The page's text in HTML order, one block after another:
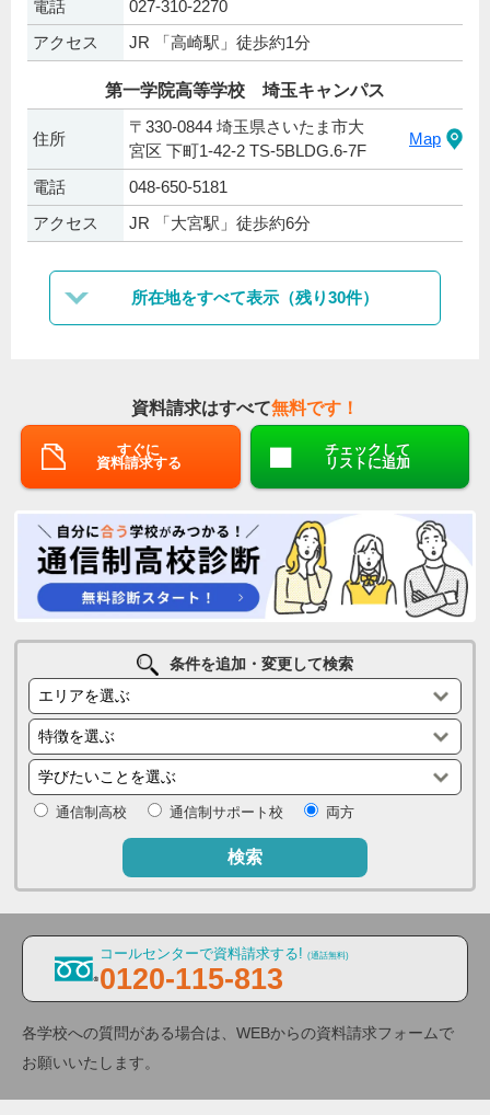
電話
027-310-2270
アクセス
JR 「高崎駅」徒歩約1分
第一学院高等学校 埼玉キャンパス
住所
〒330-0844 埼玉県さいたま市大
宮区 下町1-42-2 TS-5BLDG.6-7F
Map
電話
048-650-5181
アクセス
JR 「大宮駅」徒歩約6分
所在地をすべて表示（残り30件）
資料請求はすべて無料です！
すぐに
資料請求する
チェックして
リストに追加
条件を追加・変更して検索
通信制高校 通信制サポート校 両方
検索
コールセンターで資料請求する! (通話無料)
0120-115-813
各学校への質問がある場合は、WEBからの資料請求フォームで
お願いいたします。